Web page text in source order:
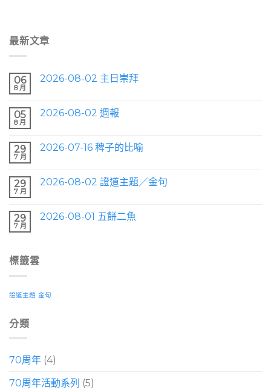
最新文章
06
8 月
2026-08-02 主日崇拜
05
8 月
2026-08-02 週報
29
7 月
2026-07-16 稗子的比喻
29
7 月
2026-08-02 證道主題／金句
29
7 月
2026-08-01 五餅二魚
標籤雲
證道主題 金句
分類
70周年 (4)
70周年活動系列 (5)